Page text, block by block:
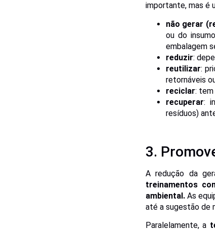
importante, mas é
não gerar
ou do
embalagem
reduzir:
reutilizar:
retornáveis
reciclar: tem
recuperar:
resíduos)
3.
A redução da
treinamentos
ambiental. As
até a sugestão de
Paralelamente, a